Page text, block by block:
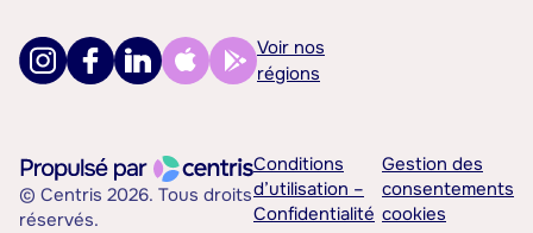
Voir nos
régions
© Centris 2026. Tous droits
réservés.
Conditions
d’utilisation –
Confidentialité
Gestion des
consentements
cookies